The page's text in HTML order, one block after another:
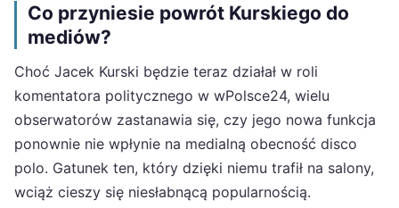
Co przyniesie powrót Kurskiego do
mediów?
Choć Jacek Kurski będzie teraz działał w roli
komentatora politycznego w wPolsce24, wielu
obserwatorów zastanawia się, czy jego nowa funkcja
ponownie nie wpłynie na medialną obecność disco
polo. Gatunek ten, który dzięki niemu trafił na salony,
wciąż cieszy się niesłabnącą popularnością.